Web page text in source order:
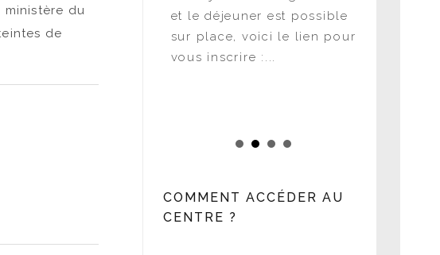
du
de
nous en direct
LIVE consacré à la
et le déjeuner est possible
sur place, voici le lien pour
vous inscrire :...
COMMENT ACCÉDER AU
CENTRE ?